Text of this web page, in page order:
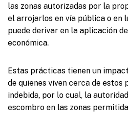
las zonas autorizadas por la
el arrojarlos en vía pública o en
puede derivar en la aplicación
económica.
Estas prácticas tienen un
de quienes viven cerca de estos
indebida, por lo cual, la
escombro en las zonas